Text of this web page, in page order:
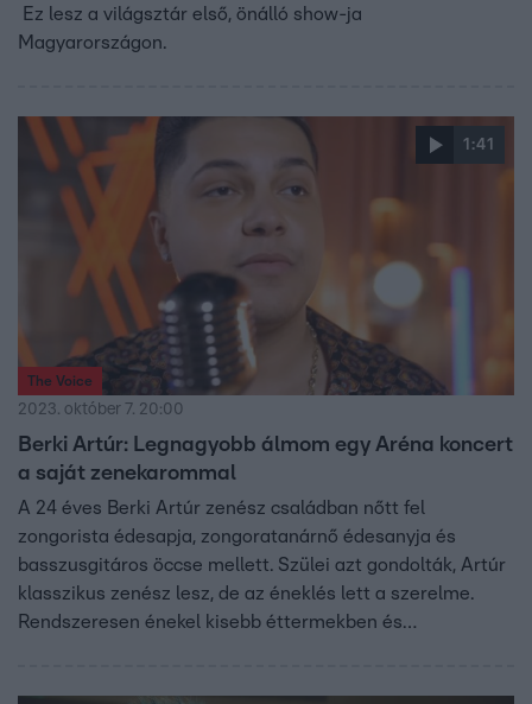
Ez lesz a világsztár első, önálló show-ja
Magyarországon.
1:41
The Voice
2023. október 7. 20:00
Berki Artúr: Legnagyobb álmom egy Aréna koncert
a saját zenekarommal
A 24 éves Berki Artúr zenész családban nőtt fel
zongorista édesapja, zongoratanárnő édesanyja és
basszusgitáros öccse mellett. Szülei azt gondolták, Artúr
klasszikus zenész lesz, de az éneklés lett a szerelme.
Rendszeresen énekel kisebb éttermekben és